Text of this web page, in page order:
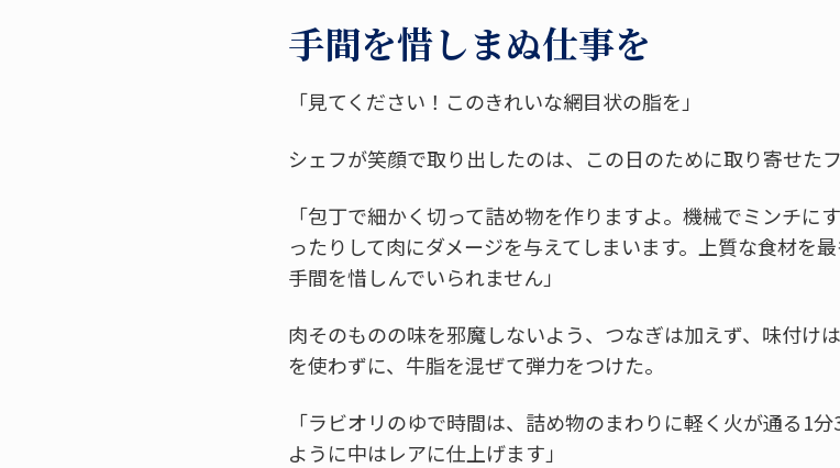
手間を惜しまぬ仕事を
「見てください！このきれいな網目状の脂を」
シェフが笑顔で取り出したのは、この日のために取り寄せた
「包丁で細かく切って詰め物を作りますよ。機械でミンチに
ったりして肉にダメージを与えてしまいます。上質な食材を
手間を惜しんでいられません」
肉そのものの味を邪魔しないよう、つなぎは加えず、味付け
を使わずに、牛脂を混ぜて弾力をつけた。
「ラビオリのゆで時間は、詰め物のまわりに軽く火が通る1
ように中はレアに仕上げます」